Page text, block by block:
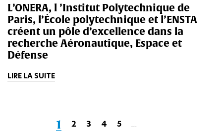
L’ONERA, l ’Institut Polytechnique de
Paris, l’École polytechnique et l’ENSTA
créent un pôle d’excellence dans la
recherche Aéronautique, Espace et
Défense
LIRE LA SUITE
Page
1 Page
2 Page
3 Page
4 Page
5 …